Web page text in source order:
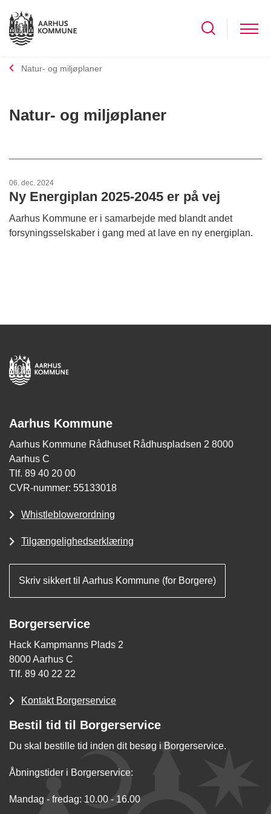
Natur- og miljøplaner
Natur- og miljøplaner
06. dec. 2024
Ny Energiplan 2025-2045 er på vej
Aarhus Kommune er i samarbejde med blandt andet
forsyningsselskaber i gang med at lave en ny energiplan.
Aarhus Kommune
Aarhus Kommune Rådhuset Rådhuspladsen 2 8000
Aarhus C
Tlf. 89 40 20 00
CVR-nummer: 55133018
Whistleblowerordning
Tilgængelighedserklæring
Skriv sikkert til Aarhus Kommune (for Borgere)
Borgerservice
Hack Kampmanns Plads 2
8000 Aarhus C
Tlf. 89 40 22 22
Kontakt Borgerservice
Bestil tid til Borgerservice
Du skal bestille tid inden dit besøg i Borgerservice.
Åbningstider i Borgerservice:
Mandag - fredag: 10.00 - 16.00